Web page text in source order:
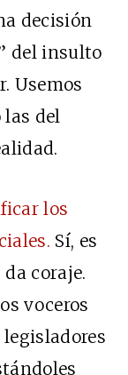
decisión
del insulto
Usemos
las del
los
Sí, es
coraje.
voceros